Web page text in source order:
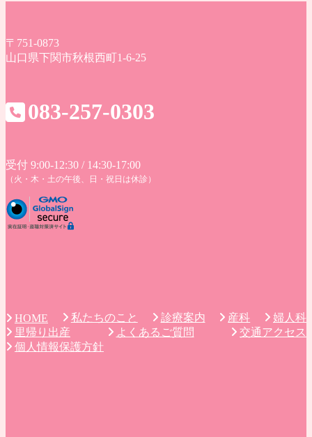
〒751-0873
山口県下関市秋根西町1-6-25
083-257-0303
受付 9:00-12:30 / 14:30-17:00
（火・木・土の午後、日・祝日は休診）
HOME 私たちのこと 診療案内 産科
婦人科
里帰り出産
よくあるご質問
交通アクセス
個人情報保護方針